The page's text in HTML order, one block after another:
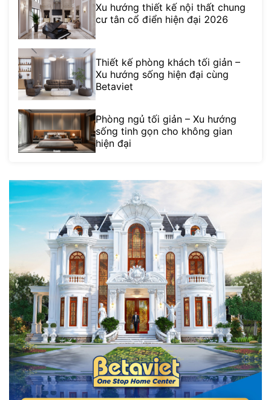
Xu hướng thiết kế nội thất chung
cư tân cổ điển hiện đại 2026
Thiết kế phòng khách tối giản –
Xu hướng sống hiện đại cùng
Betaviet
Phòng ngủ tối giản – Xu hướng
sống tinh gọn cho không gian
hiện đại